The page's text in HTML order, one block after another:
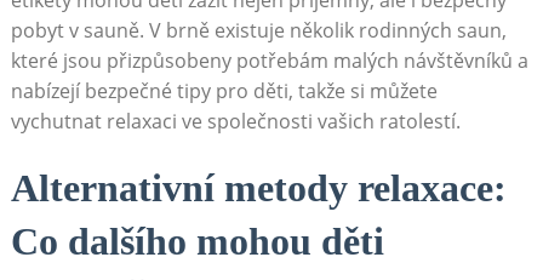
pobyt v sauně. V ⁣brně existuje ⁢několik rodinných saun,
které jsou přizpůsobeny potřebám malých návštěvníků a
nabízejí bezpečné tipy pro děti, takže si můžete
vychutnat ⁣relaxaci ve společnosti vašich ratolestí.
Alternativní metody relaxace:
Co dalšího mohou děti